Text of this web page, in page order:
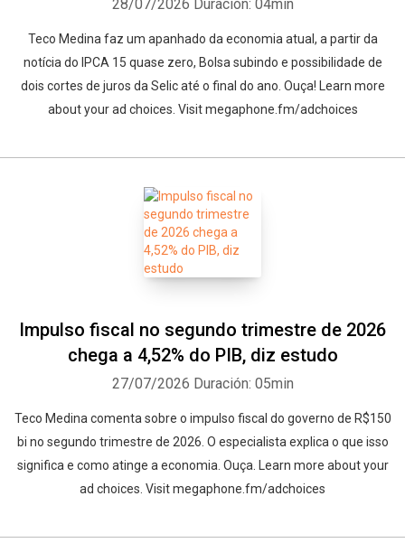
28/07/2026 Duración: 04min
Teco Medina faz um apanhado da economia atual, a partir da
notícia do IPCA 15 quase zero, Bolsa subindo e possibilidade de
dois cortes de juros da Selic até o final do ano. Ouça! Learn more
about your ad choices. Visit megaphone.fm/adchoices
Impulso fiscal no segundo trimestre de 2026
chega a 4,52% do PIB, diz estudo
27/07/2026 Duración: 05min
Teco Medina comenta sobre o impulso fiscal do governo de R$150
bi no segundo trimestre de 2026. O especialista explica o que isso
significa e como atinge a economia. Ouça. Learn more about your
ad choices. Visit megaphone.fm/adchoices